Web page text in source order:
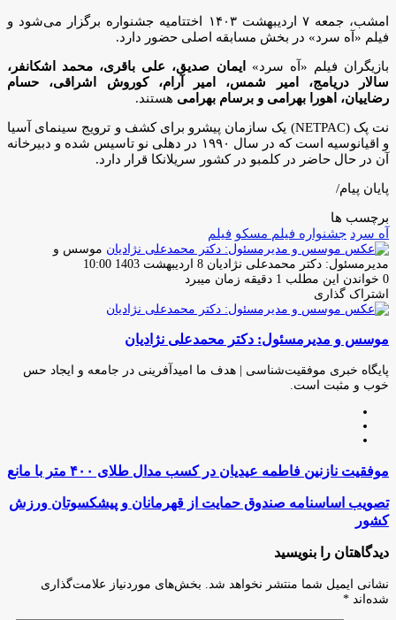
امشب، جمعه ۷ اردیبهشت ۱۴۰۳ اختتامیه جشنواره برگزار می‌شود و
فیلم «آه سرد» در بخش مسابقه اصلی حضور دارد.
بازیگران فیلم «آه سرد»
ایمان صدیق، علی باقری، محمد اشکانفر،
سالار دریامج، امیر شمس، امیر آرام، کوروش اشراقی، حسام
رضاییان، اهورا بهرامی و برسام بهرامی هستند.
نت پک (NETPAC) یک سازمان پیشرو برای کشف و ترویج سینمای آسیا
و اقیانوسیه است که در سال ۱۹۹۰ در دهلی نو تاسیس شده و دبیرخانه
آن در حال حاضر در کلمبو در کشور سریلانکا قرار دارد.
پایان پیام/
برچسب ها
آه سرد جشنواره فیلم مسکو فیلم
موسس و
مدیرمسئول: دکتر محمدعلی نژادیان ارسال
ایمیل
8 اردیبهشت 1403 10:00
0 خواندن این مطلب 1 دقیقه زمان میبرد
اشتراک گذاری
فیس
توئیتر
لینکدین
واتس
تلگرام
اشتراک
از
ایمیل
چاپ
موسس و مدیرمسئول: دکتر محمدعلی نژادیان
پایگاه خبری موفقیت‌شناسی | هدف ما امیدآفرینی در جامعه و ایجاد حس
خوب و مثبت است.
موفقیت
نازنین
فاطمه
عیدیان
در
کسب
مدال
۴۰۰
متر
موفقیت نازنین فاطمه عیدیان در کسب مدال طلای ۴۰۰ متر با مانع
تصویب
اساسنامه
صندوق
حمایت
از
قهرمانان
و
پیشکسوتان
تصویب اساسنامه صندوق حمایت از قهرمانان و پیشکسوتان ورزش
کشور
دیدگاهتان را بنویسید
نشانی ایمیل شما منتشر نخواهد شد.
بخش‌های موردنیاز علامت‌گذاری
شده‌اند *